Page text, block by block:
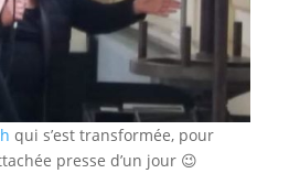
qui s’est transformée, pour
presse d’un jour 😉